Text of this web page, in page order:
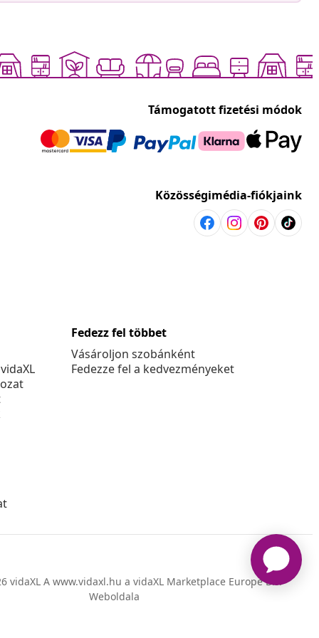
Támogatott fizetési módok
Közösségimédia-fiókjaink
Fedezz fel többet
Vásároljon szobánként
Fedezze fel a kedvezményeket
vidaXL A www.vidaxl.hu a vidaXL Marketplace Europe B.V.
Weboldala